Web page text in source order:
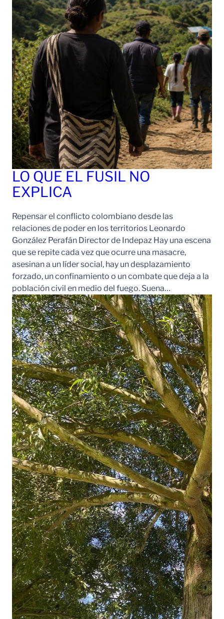
LO QUE EL FUSIL NO
EXPLICA
Repensar el conflicto colombiano desde las
relaciones de poder en los territorios Leonardo
González Perafán Director de Indepaz Hay una escena
que se repite cada vez que ocurre una masacre,
asesinan a un líder social, hay un desplazamiento
forzado, un confinamiento o un combate que deja a la
población civil en medio del fuego. Suena…